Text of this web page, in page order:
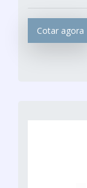
Cotar agora